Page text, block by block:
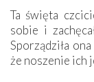
Ta święta
sobie i
Sporządziła
że noszenie ich